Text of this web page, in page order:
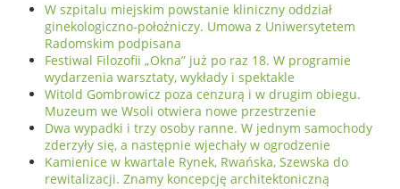
W szpitalu miejskim powstanie kliniczny oddział
ginekologiczno-położniczy. Umowa z Uniwersytetem
Radomskim podpisana
Festiwal Filozofii „Okna” już po raz 18. W programie
wydarzenia warsztaty, wykłady i spektakle
Witold Gombrowicz poza cenzurą i w drugim obiegu.
Muzeum we Wsoli otwiera nowe przestrzenie
Dwa wypadki i trzy osoby ranne. W jednym samochody
zderzyły się, a następnie wjechały w ogrodzenie
Kamienice w kwartale Rynek, Rwańska, Szewska do
rewitalizacji. Znamy koncepcję architektoniczną